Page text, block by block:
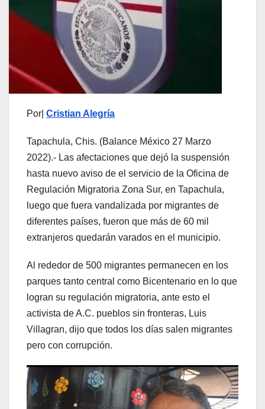
Por| Cristian Alegría
Tapachula, Chis. (Balance México 27 Marzo
2022).- Las afectaciones que dejó la suspensión
hasta nuevo aviso de el servicio de la Oficina de
Regulación Migratoria Zona Sur, en Tapachula,
luego que fuera vandalizada por migrantes de
diferentes países, fueron que más de 60 mil
extranjeros quedarán varados en el municipio.
Al rededor de 500 migrantes permanecen en los
parques tanto central como Bicentenario en lo que
logran su regulación migratoria, ante esto el
activista de A.C. pueblos sin fronteras, Luis
Villagran, dijo que todos los días salen migrantes
pero con corrupción.